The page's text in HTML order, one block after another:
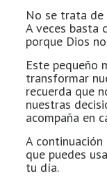
No se trata de
A veces basta
porque Dios
Este pequeño
transformar
recuerda que
nuestras
acompaña en
A
que puedes
tu día.